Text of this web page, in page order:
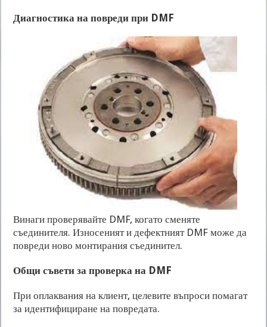
Диагностика на повреди при DMF
Винаги проверявайте DMF, когато сменяте
съединителя. Износеният и дефектният DMF може да
повреди ново монтирания съединител.
Общи съвети за проверка на DMF
При оплаквания на клиент, целевите въпроси помагат
за идентифициране на повредата.